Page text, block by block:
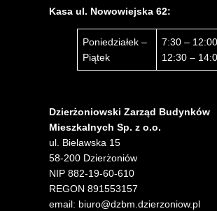
Kasa ul. Nowowiejska 62:
Poniedziałek –
Piątek
7:30 – 12:00,
12:30 –
Dzierżoniowski Zarząd Budynków
Mieszkalnych Sp. z o.o.
ul. Bielawska 15
58-200 Dzierżoniów
NIP 882-19-60-610
REGON 891553157
email: biuro@dzbm.dzierzoniow.pl